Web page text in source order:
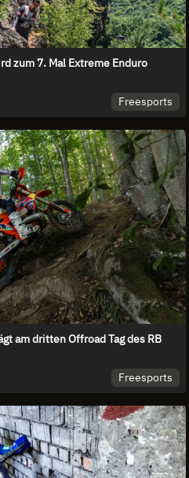
zum 7. Mal Extreme Enduro
Freesports
am dritten Offroad Tag des RB
Freesports